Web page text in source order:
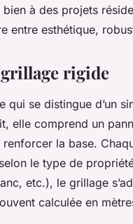
à des projets
entre esthétique,
grillage rigide
se distingue d’un
elle comprend un
la base.
le type de
etc.), le grillage
calculée en